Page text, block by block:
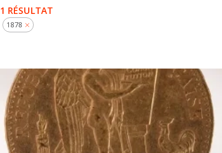
1 RÉSULTAT
1878